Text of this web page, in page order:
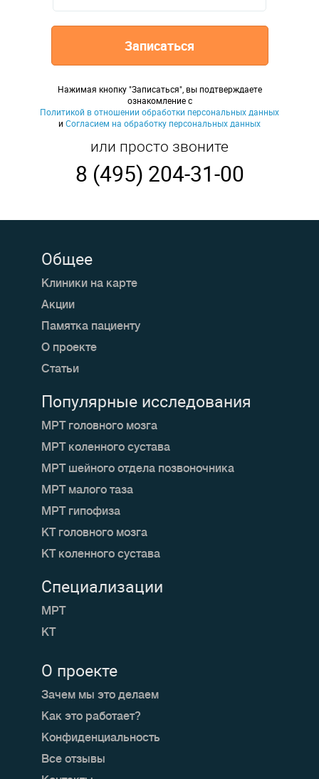
Записаться
Нажимая кнопку "Записаться", вы подтверждаете
ознакомление с
Политикой в отношении обработки персональных данных
и Согласием на обработку персональных данных
или просто звоните
8 (495) 204-31-00
О проекте
Зачем мы это делаем
Как это работает?
Конфиденциальность
Все отзывы
Общее
Клиники на карте
Акции
Памятка пациенту
О проекте
Статьи
Специализации
МРТ
КТ
Популярные исследования
МРТ головного мозга
МРТ коленного сустава
МРТ шейного отдела позвоночника
МРТ малого таза
МРТ гипофиза
КТ головного мозга
КТ коленного сустава